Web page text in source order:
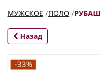
МУЖСКОЕ ПОЛО
Назад
-33%